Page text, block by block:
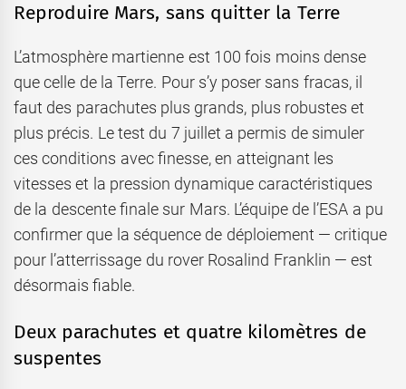
Reproduire Mars, sans quitter la Terre
L’atmosphère martienne est 100 fois moins dense
que celle de la Terre. Pour s’y poser sans fracas, il
faut des parachutes plus grands, plus robustes et
plus précis. Le test du 7 juillet a permis de simuler
ces conditions avec finesse, en atteignant les
vitesses et la pression dynamique caractéristiques
de la descente finale sur Mars. L’équipe de l’ESA a pu
confirmer que la séquence de déploiement — critique
pour l’atterrissage du rover Rosalind Franklin — est
désormais fiable.
Deux parachutes et quatre kilomètres de
suspentes